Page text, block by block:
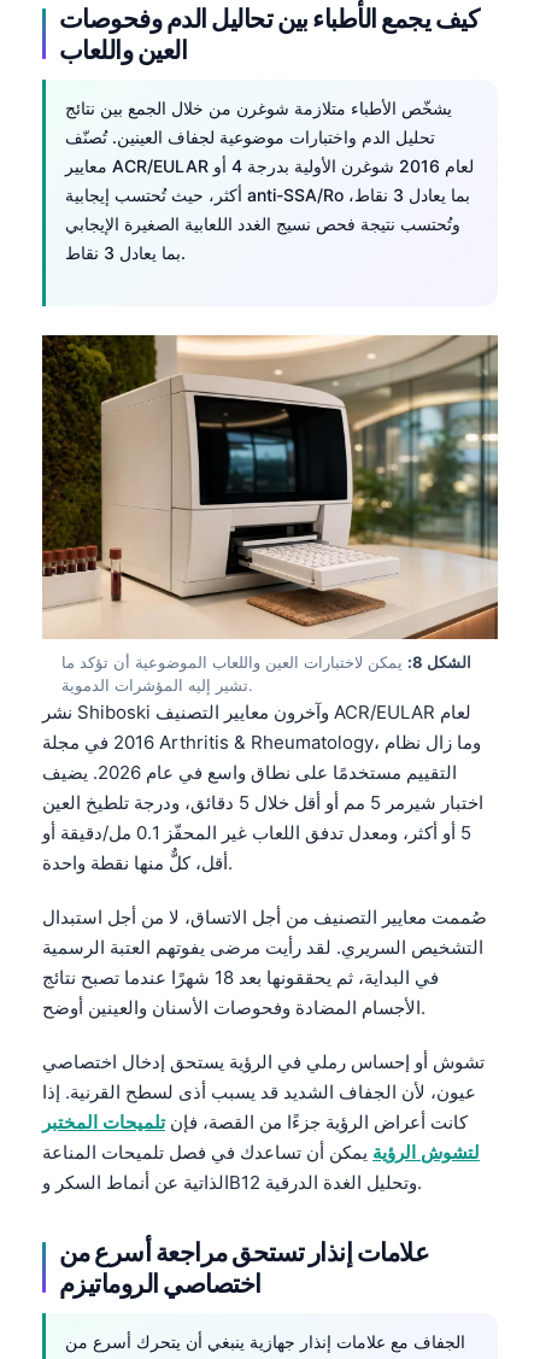
كيف يجمع الأطباء بين تحاليل الدم وفحوصات
العين واللعاب
يشخّص الأطباء متلازمة شوغرن من خلال الجمع بين نتائج
تحليل الدم واختبارات موضوعية لجفاف العينين. تُصنّف
معايير ACR/EULAR لعام 2016 شوغرن الأولية بدرجة 4 أو
أكثر، حيث تُحتسب إيجابية anti-SSA/Ro بما يعادل 3 نقاط،
وتُحتسب نتيجة فحص نسيج الغدد اللعابية الصغيرة الإيجابي
بما يعادل 3 نقاط.
الشكل 8:
يمكن لاختبارات العين واللعاب الموضوعية أن تؤكد ما
تشير إليه المؤشرات الدموية.
نشر Shiboski وآخرون معايير التصنيف ACR/EULAR لعام
2016 في مجلة Arthritis & Rheumatology، وما زال نظام
التقييم مستخدمًا على نطاق واسع في عام 2026. يضيف
اختبار شيرمر 5 مم أو أقل خلال 5 دقائق، ودرجة تلطيخ العين
5 أو أكثر، ومعدل تدفق اللعاب غير المحفّز 0.1 مل/دقيقة أو
أقل، كلٌّ منها نقطة واحدة.
صُممت معايير التصنيف من أجل الاتساق، لا من أجل استبدال
التشخيص السريري. لقد رأيت مرضى يفوتهم العتبة الرسمية
في البداية، ثم يحققونها بعد 18 شهرًا عندما تصبح نتائج
الأجسام المضادة وفحوصات الأسنان والعينين أوضح.
تشوش أو إحساس رملي في الرؤية يستحق إدخال اختصاصي
عيون، لأن الجفاف الشديد قد يسبب أذى لسطح القرنية. إذا
كانت أعراض الرؤية جزءًا من القصة، فإنتلميحات المختبر
لتشوش الرؤية يمكن أن تساعدك في فصل تلميحات المناعة
الذاتية عن أنماط السكر وB12 وتحليل الغدة الدرقية.
علامات إنذار تستحق مراجعة أسرع من
اختصاصي الروماتيزم
الجفاف مع علامات إنذار جهازية ينبغي أن يتحرك أسرع من
ქართული
Русский
Lietuvių kalba
한국어
Slovenščina
Magyar
Shqip
বাংলা
اردو
मराठी
தமிழ்
ગુજરાતી
ಕನ್ನಡ
മലയാളം
Bahasa Melayu
Tiếng Việt
ไทย
ភាសាខ្មែរ
Kiswahili
አማርኛ
Українська
O‘zbekcha
Қазақ тілі
Suomi
Hrvatski
Slovenčina
پښتو
سنڌي